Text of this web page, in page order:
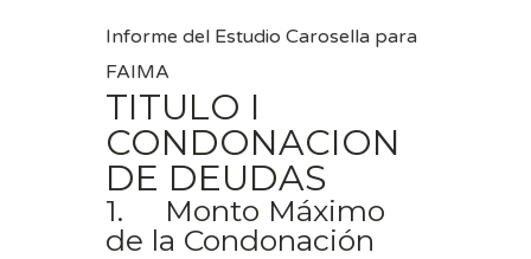
Informe del Estudio Carosella para
FAIMA
TITULO I
CONDONACION
DE DEUDAS
1. Monto Máximo
de la Condonación